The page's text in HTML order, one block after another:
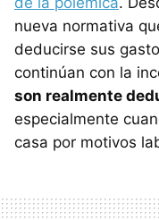
nueva normativa
deducirse sus
continúan con la
son realmente
especialmente
casa por motivos